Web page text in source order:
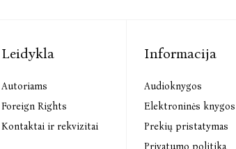
Leidykla
Autoriams
Foreign Rights
Kontaktai ir rekvizitai
Informacija
Audioknygos
Elektroninės knygos
Prekių pristatymas
Privatumo politika